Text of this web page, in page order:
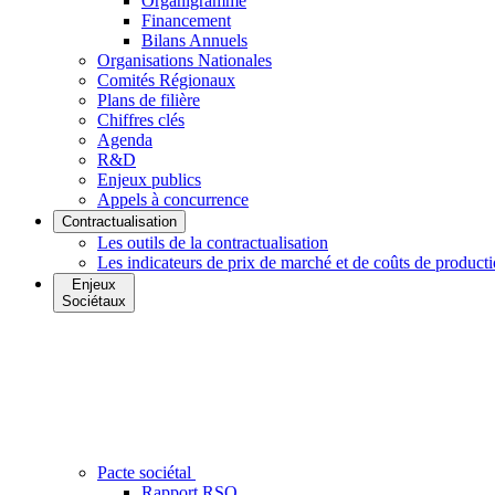
Financement
Bilans Annuels
Organisations Nationales
Comités Régionaux
Plans de filière
Chiffres clés
Agenda
R&D
Enjeux publics
Appels à concurrence
Contractualisation
Les outils de la contractualisation
Les indicateurs de prix de marché et de coûts de
Enjeux
Sociétaux
Pacte sociétal